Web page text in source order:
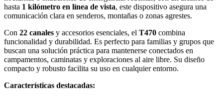
hasta 1 kilómetro en línea de vista, este dispositivo asegura una
comunicación clara en senderos, montañas o zonas agrestes.
Con 22 canales y accesorios esenciales, el T470 combina
funcionalidad y durabilidad. Es perfecto para familias y grupos que
buscan una solución práctica para mantenerse conectados en
campamentos, caminatas y exploraciones al aire libre. Su diseño
compacto y robusto facilita su uso en cualquier entorno.
Características destacadas: